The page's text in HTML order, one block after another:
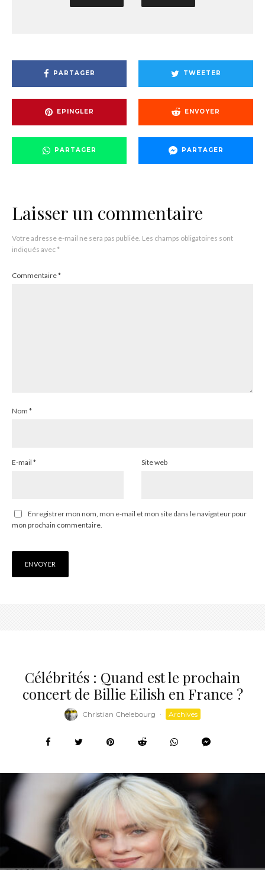
PARTAGER TWEETER
EPINGLER ENVOYER
PARTAGER PARTAGER
Laisser un commentaire
Votre adresse e-mail ne sera pas publiée. Les champs obligatoires sont
indiqués avec*
Commentaire*
Nom *
E-mail * Site web
Enregistrer mon nom, mon e-mail et mon site dans le navigateur pour
mon prochain commentaire.
Célébrités : Quand est le prochain
concert de Billie Eilish en France ?
Christian Chelebourg · Archives